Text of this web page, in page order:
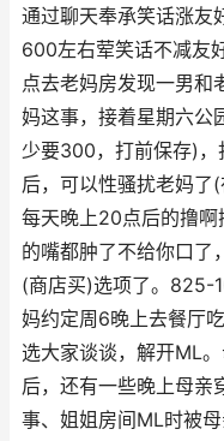
通过聊天奉承笑话涨友
600左右荤笑话不减友
点去老妈房发现一男和
妈这事，接着星期六公
少要300，打前保存)
后，可以性骚扰老妈了
每天晚上20点后的撸啊
的嘴都肿了不给你口了
(商店买)选项了。825-
妈约定周6晚上去餐厅
选大家谈谈，解开ML
后，还有一些晚上母亲
事、姐姐房间ML时被